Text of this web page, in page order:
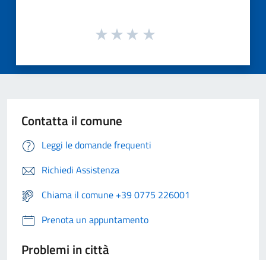
Contatta il comune
Leggi le domande frequenti
Richiedi Assistenza
Chiama il comune +39 0775 226001
Prenota un appuntamento
Problemi in città